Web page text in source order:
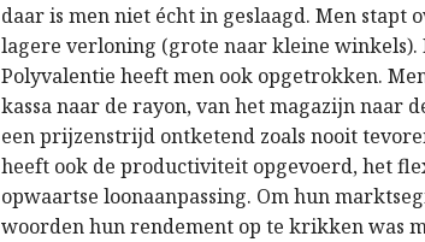
daar is men niet écht in geslaagd. Men
lagere verloning (grote naar kleine
Polyvalentie heeft men ook opgetrokken.
kassa naar de rayon, van het magazijn naar
een prijzenstrijd ontketend zoals nooit
heeft ook de productiviteit opgevoerd, het
opwaartse loonaanpassing. Om hun
woorden hun rendement op te krikken was